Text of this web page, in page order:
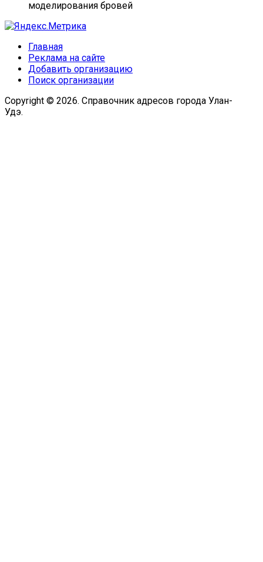
моделирования бровей
Главная
Реклама на сайте
Добавить организацию
Поиск организации
Copyright © 2026. Справочник адресов города Улан-
Удэ.